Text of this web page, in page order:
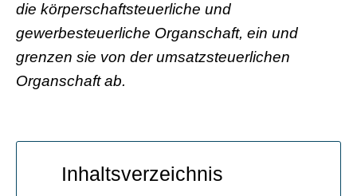
die körperschaftsteuerliche und
gewerbesteuerliche Organschaft, ein und
grenzen sie von der umsatzsteuerlichen
Organschaft ab.
Inhaltsverzeichnis